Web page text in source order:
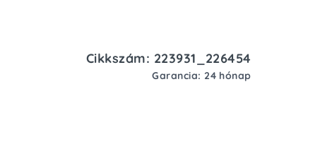
Cikkszám: 223931_226454
Garancia: 24 hónap